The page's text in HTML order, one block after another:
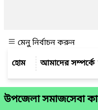
মেনু নির্বাচন করুন
আমাদের সম্পর্কে
উপজেলা সমাজসেবা